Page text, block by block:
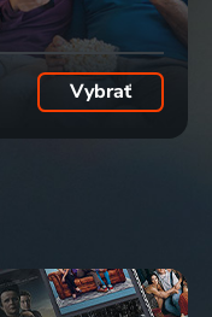
Vybrať